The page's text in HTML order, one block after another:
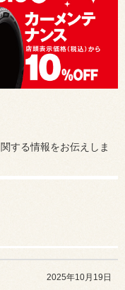
する情報をお伝えしま
2025年10月19日